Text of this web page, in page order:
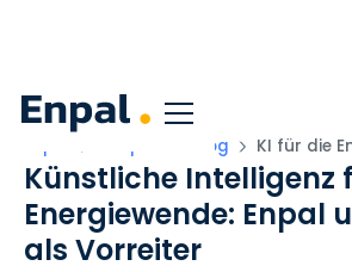
Enpal Corporate Blog KI für die
Künstliche Intelligenz
Energiewende: Enpal
als Vorreiter